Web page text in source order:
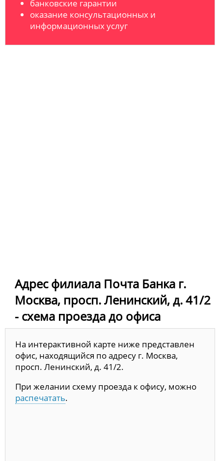
банковские гарантии
оказание консультационных и
информационных услуг
Адрес филиала Почта Банка г.
Москва, просп. Ленинский, д. 41/2
- схема проезда до офиса
На интерактивной карте ниже представлен
офис, находящийся по адресу г. Москва,
просп. Ленинский, д. 41/2.
При желании схему проезда к офису, можно
распечатать.